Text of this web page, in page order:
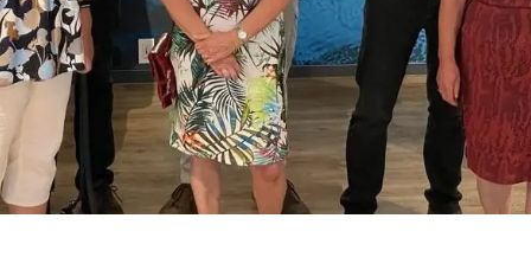
SKE-International
Smart Building Energies
Socalec
Sotécnica
SparkEx® Funkenlöschanlagen
STE Armor